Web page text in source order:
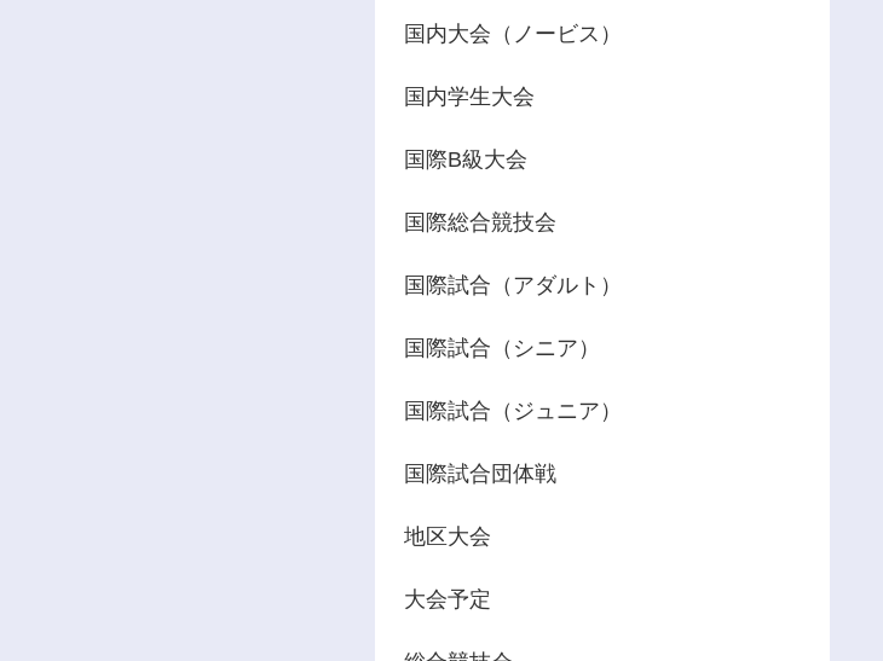
国内大会（ノービス）
国内学生大会
国際B級大会
国際総合競技会
国際試合（アダルト）
国際試合（シニア）
国際試合（ジュニア）
国際試合団体戦
地区大会
大会予定